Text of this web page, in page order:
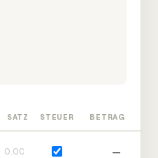
SATZ STEUER BETRAG
—